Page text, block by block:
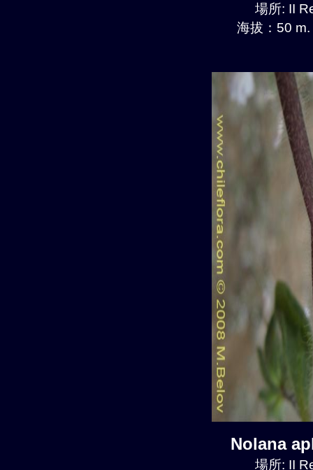
場所: II
海拔：50
Nolana
場所: II